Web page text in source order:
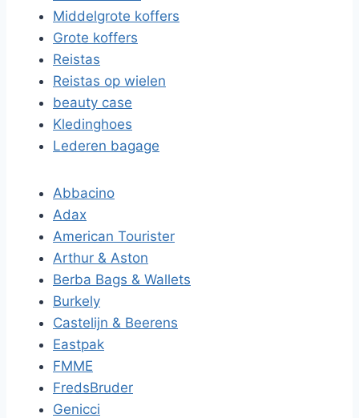
Middelgrote koffers
Grote koffers
Reistas
Reistas op wielen
beauty case
Kledinghoes
Lederen bagage
Abbacino
Adax
American Tourister
Arthur & Aston
Berba Bags & Wallets
Burkely
Castelijn & Beerens
Eastpak
FMME
FredsBruder
Genicci